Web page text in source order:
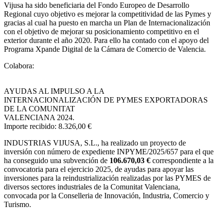
Vijusa ha sido beneficiaria del Fondo Europeo de Desarrollo
Regional cuyo objetivo es mejorar la competitividad de las Pymes y
gracias al cual ha puesto en marcha un Plan de Internacionalización
con el objetivo de mejorar su posicionamiento competitivo en el
exterior durante el año 2020. Para ello ha contado con el apoyo del
Programa Xpande Digital de la Cámara de Comercio de Valencia.
Colabora:
AYUDAS AL IMPULSO A LA
INTERNACIONALIZACIÓN DE PYMES EXPORTADORAS
DE LA COMUNITAT
VALENCIANA 2024.
Importe recibido: 8.326,00 €
INDUSTRIAS VIJUSA, S.L., ha realizado un proyecto de
inversión con número de expediente INPYME/2025/657 para el que
ha conseguido una subvención de 106.670,03 € correspondiente a la
convocatoria para el ejercicio 2025, de ayudas para apoyar las
inversiones para la reindustrialización realizadas por las PYMES de
diversos sectores industriales de la Comunitat Valenciana,
convocada por la Conselleria de Innovación, Industria, Comercio y
Turismo.